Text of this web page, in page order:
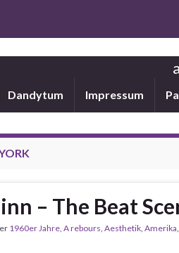
Dandytum Impressum
– The Beat
1960er Jahre, A rebours, Aesthetik, Amerika,